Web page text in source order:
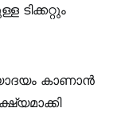
കാണാൻ